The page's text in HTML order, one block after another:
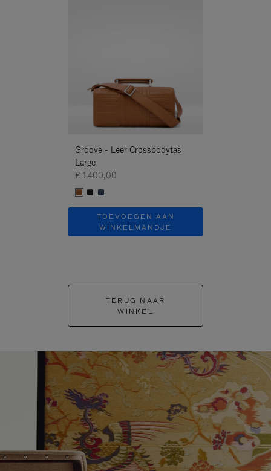
Groove - Leer Crossbodytas
Large
€ 1.400,00
TOEVOEGEN AAN
WINKELMANDJE
TERUG NAAR
WINKEL